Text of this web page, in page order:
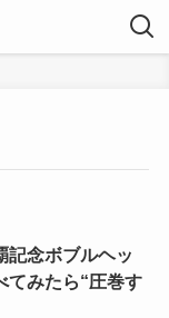
記念ボブルヘッ
てみたら“圧巻す